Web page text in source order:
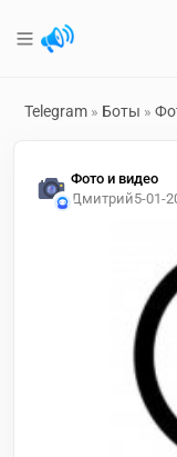
Telegram » Боты »
Фото и видео
Дмитрий5-01-